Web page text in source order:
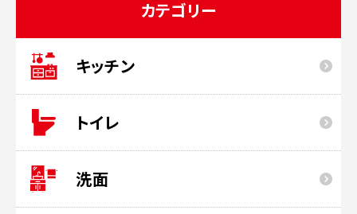
カテゴリー
キッチン
トイレ
洗面